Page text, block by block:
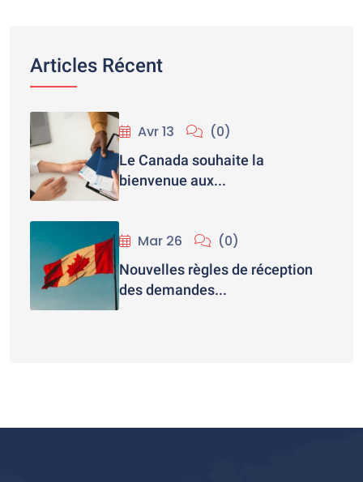
Articles Récent
Avr 13 (0)
Le Canada souhaite la
bienvenue aux...
Mar 26 (0)
Nouvelles règles de réception
des demandes...